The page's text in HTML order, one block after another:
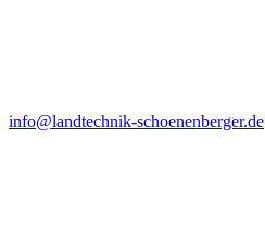
info@landtechnik-schoenenberger.de